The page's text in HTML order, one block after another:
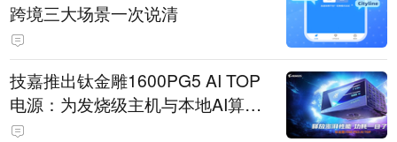
跨境三大场景一次说清
技嘉推出钛金雕1600PG5 AI TOP
电源：为发烧级主机与本地AI算力
打造旗舰供电方案